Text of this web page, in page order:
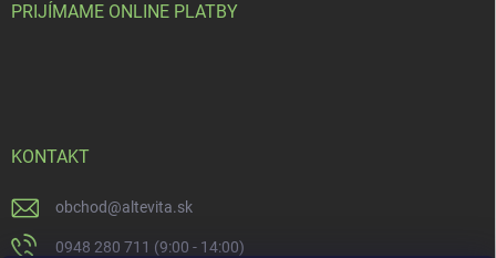
PRIJÍMAME ONLINE PLATBY
KONTAKT
obchod@altevita.sk
0948 280 711 (9:00 - 14:00)